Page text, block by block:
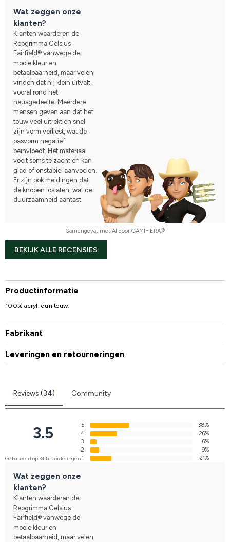
Wat zeggen onze
klanten?
Klanten waarderen de
Repgrimma Celsius
Fairfield® vanwege de
mooie kleur en
betaalbaarheid, maar velen
vinden dat hij klein uitvalt,
vooral rond het
neusgedeelte. Meerdere
mensen geven aan dat het
touw veel uitrekt en snel
zijn vorm verliest, wat de
pasvorm negatief
beïnvloedt. Het materiaal
voelt soms te zacht en kan
glad of onstabiel aanvoelen.
Er zijn ook meldingen dat
de knopen loslaten, wat de
duurzaamheid aantast.
Samengevat met AI door GAMIFIERA.®
BEKIJK ALLE RECENSIES
Productinformatie
100% acryl, dun touw.
Fabrikant
Leveringen en retourneringen
Reviews (34) Community
3.5
Gebaseerd op 34 beoordelingen
5
38%
4
26%
3
6%
2
9%
1
21%
Wat zeggen onze
klanten?
Klanten waarderen de
Repgrimma Celsius
Fairfield® vanwege de
mooie kleur en
betaalbaarheid, maar velen